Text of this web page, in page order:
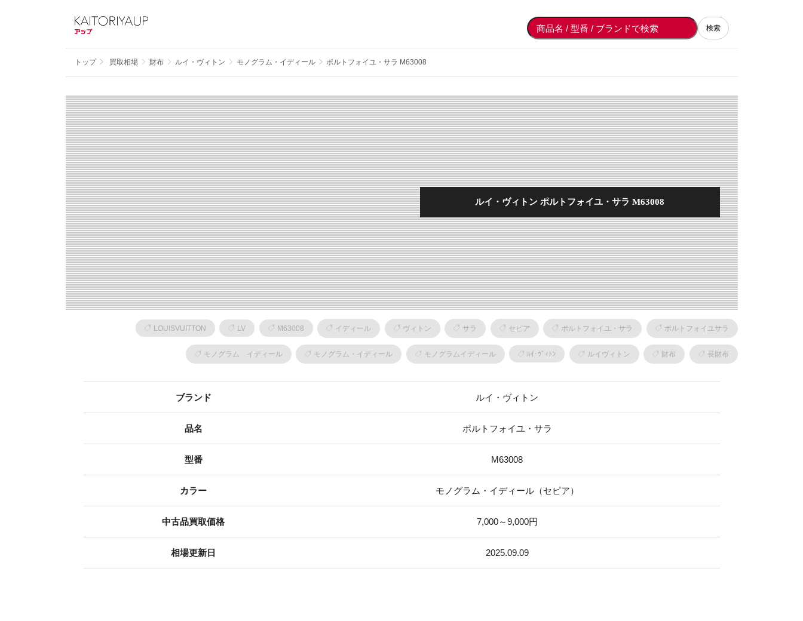
検索
トップ 買取相場 財布 ルイ・ヴィトン モノグラム・イディール ポルトフォイユ・サラ M63008
ルイ・ヴィトン ポルトフォイユ・サラ M63008
LOUISVUITTON LV M63008 イディール ヴィトン サラ セピア ポルトフォイユ・サラ ポルトフォイユサラ
モノグラム イディール モノグラム・イディール モノグラムイディール ﾙｲ･ｳﾞｨﾄﾝ ルイヴィトン 財布 長財布
ブランド ルイ・ヴィトン
品名 ポルトフォイユ・サラ
型番 M63008
カラー モノグラム・イディール（セピア）
中古品買取価格 7,000～9,000円
相場更新日 2025.09.09